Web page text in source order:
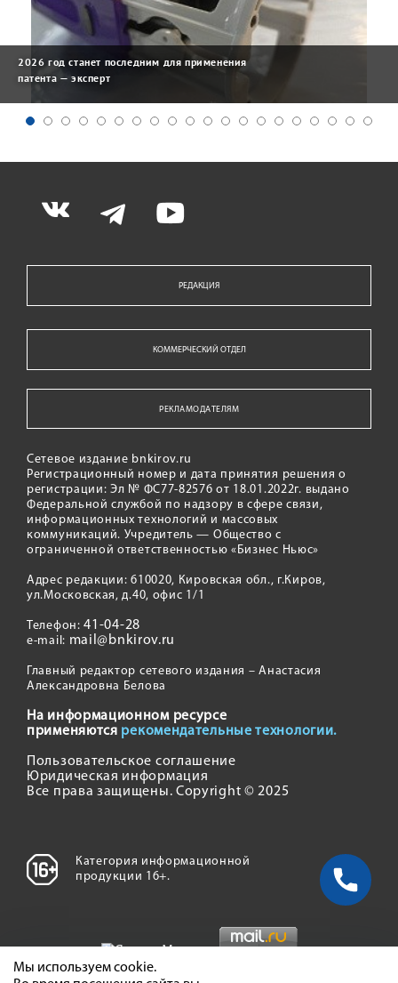
2026 год станет последним для применения
патента — эксперт
РЕДАКЦИЯ
КОММЕРЧЕСКИЙ ОТДЕЛ
РЕКЛАМОДАТЕЛЯМ
Сетевое издание bnkirov.ru
Регистрационный номер и дата принятия решения о
регистрации: Эл № ФС77-82576 от 18.01.2022г. выдано
Федеральной службой по надзору в сфере связи,
информационных технологий и массовых
коммуникаций. Учредитель — Общество с
ограниченной ответственностью «Бизнес Ньюс»
Адрес редакции: 610020, Кировская обл., г.Киров,
ул.Московская, д.40, офис 1/1
Телефон:41-04-28
e-mail: mail@bnkirov.ru
Главный редактор сетевого издания – Анастасия
Александровна Белова
На информационном ресурсе
применяются рекомендательные технологии.
Пользовательское соглашение
Юридическая информация
Все права защищены. Copyright © 2025
Категория информационной
продукции 16+.
Мы используем cookie.